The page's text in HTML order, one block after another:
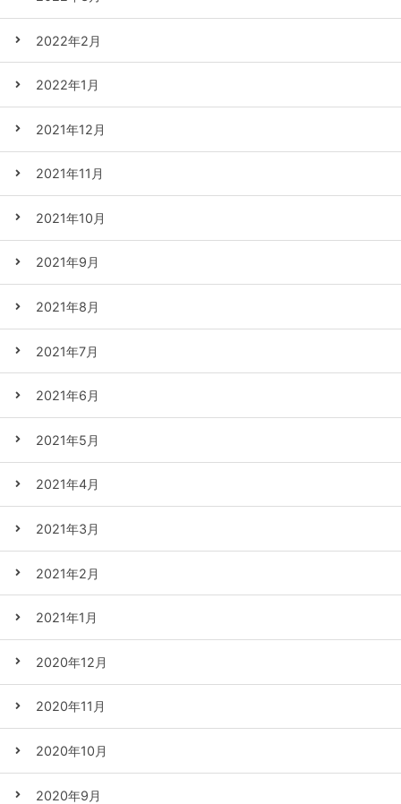
2022年2月
2022年1月
2021年12月
2021年11月
2021年10月
2021年9月
2021年8月
2021年7月
2021年6月
2021年5月
2021年4月
2021年3月
2021年2月
2021年1月
2020年12月
2020年11月
2020年10月
2020年9月